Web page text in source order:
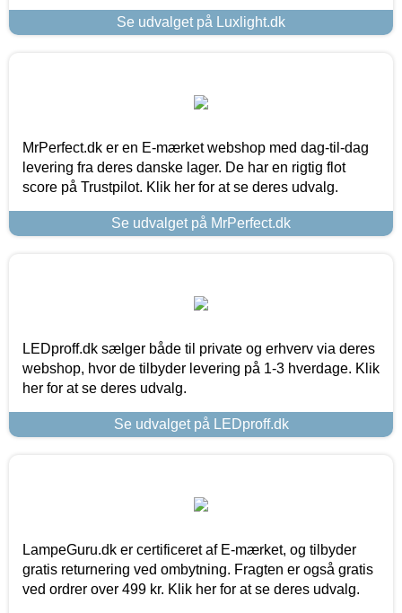
Se udvalget på Luxlight.dk
MrPerfect.dk er en E-mærket webshop med dag-til-dag
levering fra deres danske lager. De har en rigtig flot
score på Trustpilot. Klik her for at se deres udvalg.
Se udvalget på MrPerfect.dk
LEDproff.dk sælger både til private og erhverv via deres
webshop, hvor de tilbyder levering på 1-3 hverdage. Klik
her for at se deres udvalg.
Se udvalget på LEDproff.dk
LampeGuru.dk er certificeret af E-mærket, og tilbyder
gratis returnering ved ombytning. Fragten er også gratis
ved ordrer over 499 kr. Klik her for at se deres udvalg.